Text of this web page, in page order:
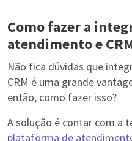
Como fazer a
atendimento e
Não fica dúvidas que
CRM é uma grande
então, como fazer isso?
A solução é contar com a
plataforma de